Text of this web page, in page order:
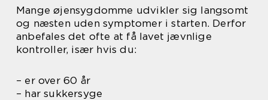
Mange øjensygdomme udvikler sig langsomt
og næsten uden symptomer i starten. Derfor
anbefales det ofte at få lavet jævnlige
kontroller, især hvis du:
– er over 60 år
– har sukkersyge